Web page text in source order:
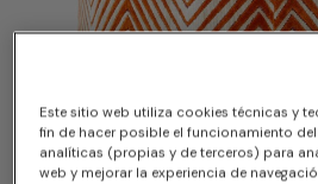
Este sitio web utiliza cookies técnicas y
fin de hacer posible el funcionamiento
analíticas (propias y de terceros) para
web y mejorar la experiencia de